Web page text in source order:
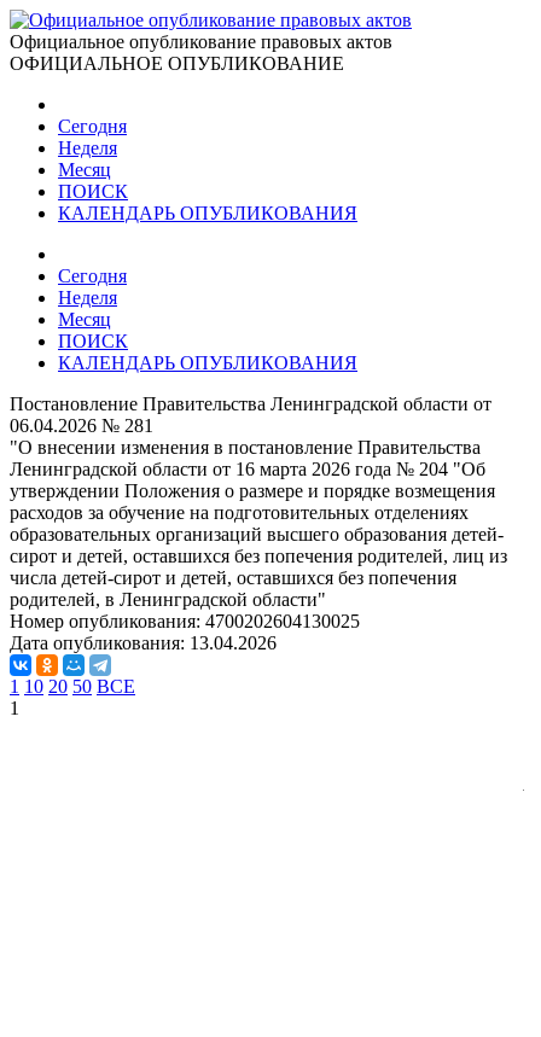
Официальное опубликование правовых актов
ОФИЦИАЛЬНОЕ ОПУБЛИКОВАНИЕ
Сегодня
Неделя
Месяц
ПОИСК
КАЛЕНДАРЬ ОПУБЛИКОВАНИЯ
Сегодня
Неделя
Месяц
ПОИСК
КАЛЕНДАРЬ ОПУБЛИКОВАНИЯ
Постановление Правительства Ленинградской области от
06.04.2026 № 281
"О внесении изменения в постановление Правительства
Ленинградской области от 16 марта 2026 года № 204 "Об
утверждении Положения о размере и порядке возмещения
расходов за обучение на подготовительных отделениях
образовательных организаций высшего образования детей-
сирот и детей, оставшихся без попечения родителей, лиц из
числа детей-сирот и детей, оставшихся без попечения
родителей, в Ленинградской области"
Номер опубликования: 4700202604130025
Дата опубликования: 13.04.2026
1 10 20 50 ВСЕ
1